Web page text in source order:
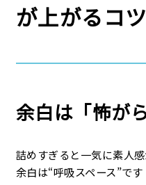
が上がるコツ
余白は「怖が
詰めすぎると一気に素人
余白は“呼吸スペース”です